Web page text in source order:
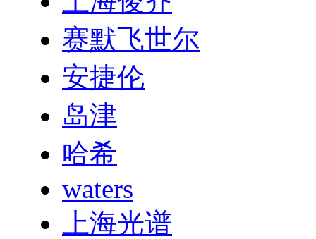
赛默飞世尔
安捷伦
岛津
哈希
waters
上海光谱